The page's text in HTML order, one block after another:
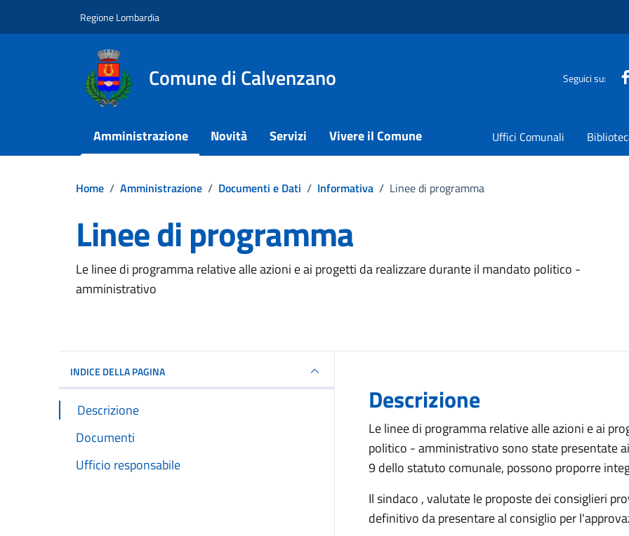
Regione Lombardia
Comune di Calvenzano Seguici su:
Amministrazione Novità Servizi Vivere il Comune Uffici Comunali
Home / Amministrazione / Documenti e Dati / Informativa / Linee di programma
Linee di programma
Dettagli del documento
Le linee di programma relative alle azioni e ai progetti da realizzare durante il mandato politico -
amministrativo
INDICE DELLA PAGINA
Descrizione
Documenti
Ufficio responsabile
Descrizione
Le linee di programma relative alle azioni e ai
politico - amministrativo sono state presentate
9 dello statuto comunale, possono proporre
Il sindaco , valutate le proposte dei consiglieri
definitivo da presentare al consiglio per